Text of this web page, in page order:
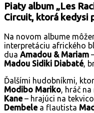
Piaty album „Les
Circuit, ktorá kedysi
Na novom albume
interpretáciu afrického
dua Amadou & Mariam
Madou Sidiki Diabaté,
Ďalšími hudobníkmi,
Modibo Mariko, hráč na
Kane– hrajúci na
Dembelea flautista